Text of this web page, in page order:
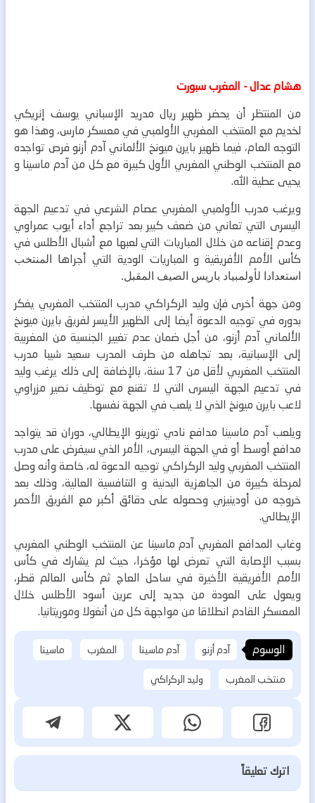
هشام عدال - المغرب سبورت
من المنتظر أن يحضر ظهير ريال مدريد الإسباني يوسف إنريكي
لخديم مع المنتخب المغربي الأولمبي في معسكر مارس، وهذا هو
التوجه العام، فيما ظهير بايرن ميونخ الألماني آدم أزنو فرص تواجده
مع المنتخب الوطني المغربي الأول كبيرة مع كل من آدم ماسينا و
يحيى عطية الله.
ويرغب مدرب الأولمبي المغربي عصام الشرعي في تدعيم الجهة
اليسرى التي تعاني من ضعف كبير بعد تراجع أداء أيوب عمراوي
وعدم إقناعه من خلال المباريات التي لعبها مع أشبال الأطلس في
كأس الأمم الأفريقية و المباريات الودية التي أجراها المنتخب
استعدادا لأولمبياد باريس الصيف المقبل.
ومن جهة أخرى فإن وليد الركراكي مدرب المنتخب المغربي يفكر
بدوره في توجيه الدعوة أيضا إلى الظهير الأيسر لفريق بايرن ميونخ
الألماني آدم أزنو، من أجل ضمان عدم تغيير الجنسية من المغربية
إلى الإسبانية، بعد تجاهله من طرف المدرب سعيد شيبا مدرب
المنتخب المغربي لأقل من 17 سنة، بالإضافة إلى ذلك يرغب وليد
في تدعيم الجهة اليسرى التي لا تقنع مع توظيف نصير مزراوي
لاعب بايرن ميونخ الذي لا يلعب في الجهة نفسها.
ويلعب آدم ماسينا مدافع نادي تورينو الإيطالي، دوران قد يتواجد
مدافع أوسط أو في الجهة اليسرى، الأمر الذي سيفرض على مدرب
المنتخب المغربي وليد الركراكي توجيه الدعوة له، خاصة وأنه وصل
لمرحلة كبيرة من الجاهزية البدنية و التنافسية العالية، وذلك بعد
خروجه من أودينيزي وحصوله على دقائق أكبر مع الفريق الأحمر
الإيطالي.
وغاب المدافع المغربي آدم ماسينا عن المنتخب الوطني المغربي
بسبب الإصابة التي تعرض لها مؤخرا، حيث لم يشارك في كأس
الأمم الأفريقية الأخيرة في ساحل العاج ثم كأس العالم قطر،
ويعول على العودة من جديد إلى عرين أسود الأطلس خلال
المعسكر القادم انطلاقا من مواجهة كل من أنغولا وموريتانيا.
الوسوم آدم أزنو آدم ماسينا المغرب
ماسينا
منتخب المغرب
وليد الركراكي
اترك تعليقاً